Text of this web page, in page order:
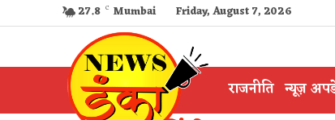
27.8 C Mumbai Friday, August 7, 2026
राजनीति न्यूज़